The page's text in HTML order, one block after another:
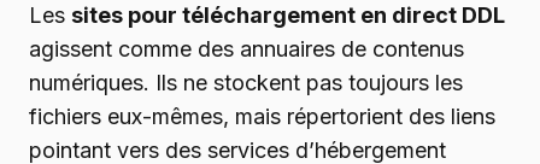
Les sites pour téléchargement en direct DDL
agissent comme des annuaires de contenus
numériques. Ils ne stockent pas toujours les
fichiers eux-mêmes, mais répertorient des liens
pointant vers des services d’hébergement